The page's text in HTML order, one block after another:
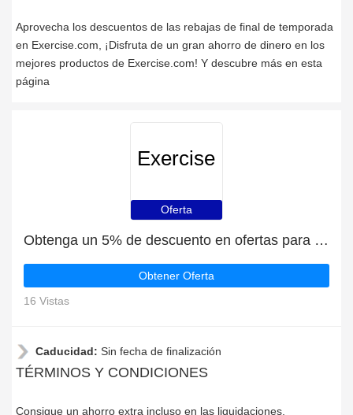
Aprovecha los descuentos de las rebajas de final de temporada
en Exercise.com, ¡Disfruta de un gran ahorro de dinero en los
mejores productos de Exercise.com! Y descubre más en esta
página
Exercise
Oferta
Obtenga un 5% de descuento en ofertas para estudiantes
Obtener Oferta
16 Vistas
Caducidad: Sin fecha de finalización
TÉRMINOS Y CONDICIONES
Consigue un ahorro extra incluso en las liquidaciones,